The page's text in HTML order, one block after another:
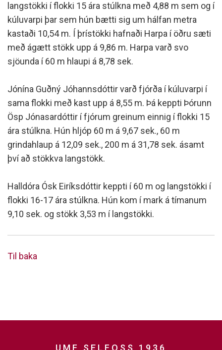
langstökki í flokki 15 ára stúlkna með 4,88 m sem og í
kúluvarpi þar sem hún bætti sig um hálfan metra
kastaði 10,54 m. Í þrístökki hafnaði Harpa í öðru sæti
með ágætt stökk upp á 9,86 m. Harpa varð svo
sjöunda í 60 m hlaupi á 8,78 sek.
Jónína Guðný Jóhannsdóttir varð fjórða í kúluvarpi í
sama flokki með kast upp á 8,55 m. Þá keppti Þórunn
Ösp Jónasardóttir í fjórum greinum einnig í flokki 15
ára stúlkna. Hún hljóp 60 m á 9,67 sek., 60 m
grindahlaup á 12,09 sek., 200 m á 31,78 sek. ásamt
því að stökkva langstökk.
Halldóra Ósk Eiríksdóttir keppti í 60 m og langstökki í
flokki 16-17 ára stúlkna. Hún kom í mark á tímanum
9,10 sek. og stökk 3,53 m í langstökki.
Til baka
UMF SELFOSS 1936